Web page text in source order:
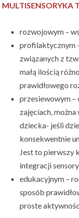
MULTISENSORYKA
rozwojowym –
profilaktycznym
związanych z
małą ilością
prawidłowego
przesiewowym –
zajęciach,
dziecka- jeśli
konsekwentnie
Jest to pierwszy
integracji
edukacyjnym –
sposób
proste